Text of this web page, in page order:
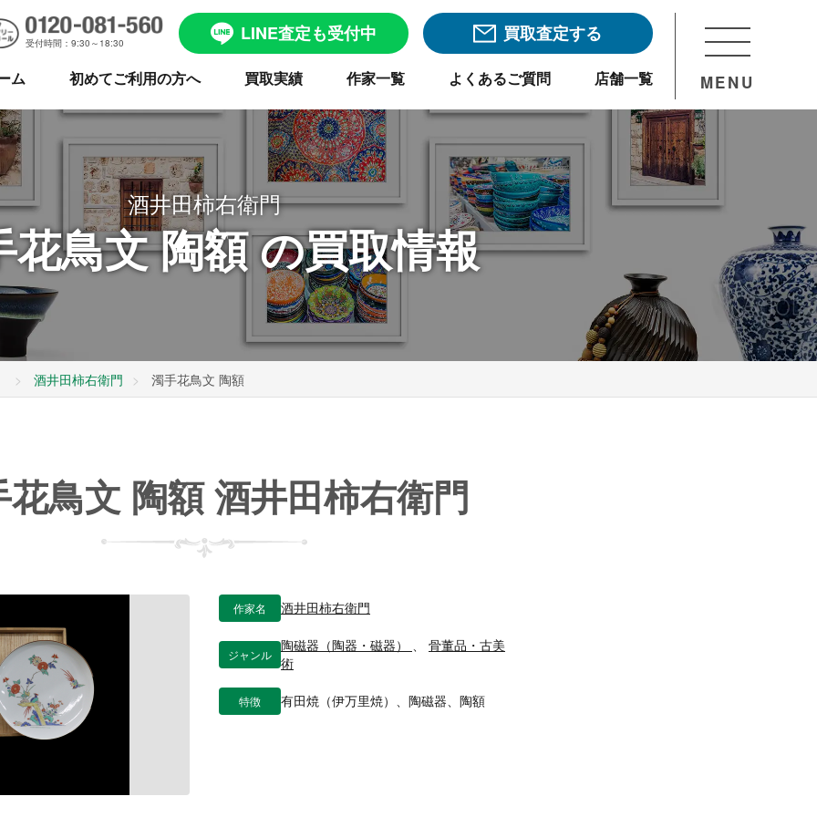
受付時間：9:30～18:30 LINE査定も受付中 買取査定する
ム 初めてご利用の方へ 買取実績 作家一覧 よくあるご質問 店舗一覧 MENU
酒井田柿右衛門
花鳥文 陶額 の買取情報
酒井田柿右衛門 濁手花鳥文 陶額
花鳥文 陶額 酒井田柿右衛門
作家名 酒井田柿右衛門
ジャンル
陶磁器（陶器・磁器）
骨董品・古美
術
特徴 有田焼（伊万里焼）、陶磁器、陶額